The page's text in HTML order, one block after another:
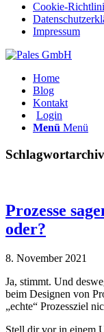
Cookie-
Impressum
Home
Blog
Kontakt
Login
Menü Menü
Prozesse
oder?
8. November 2021
Ja, stimmt. Und
beim Designen von
„echte“ Prozessziel
Stell dir vor in einem